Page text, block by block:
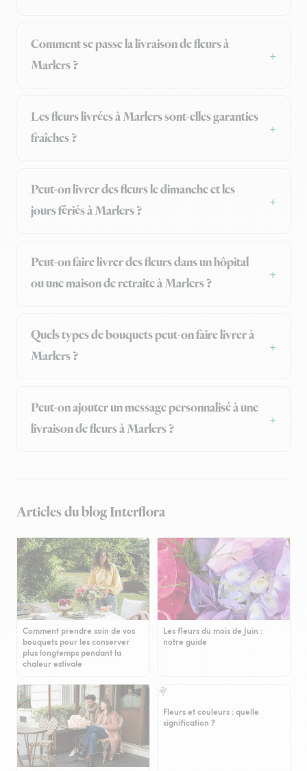
Comment se passe la livraison de fleurs à
Marlers ?
Les fleurs livrées à Marlers sont-elles garanties
fraîches ?
Peut-on livrer des fleurs le dimanche et les
jours fériés à Marlers ?
Peut-on faire livrer des fleurs dans un hôpital
ou une maison de retraite à Marlers ?
Quels types de bouquets peut-on faire livrer à
Marlers ?
Peut-on ajouter un message personnalisé à une
livraison de fleurs à Marlers ?
Articles du blog Interflora
Comment prendre soin de vos
bouquets pour les conserver
plus longtemps pendant la
chaleur estivale
Les fleurs du mois de Juin :
notre guide
Fleurs et couleurs : quelle
signification ?